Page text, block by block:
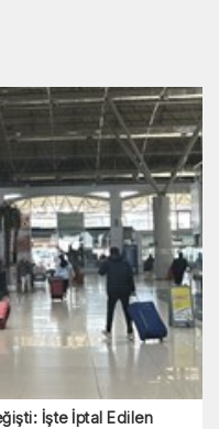
İşte İptal Edilen